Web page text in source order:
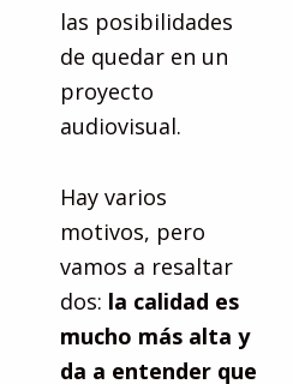
las posibilidades
de quedar en un
proyecto
audiovisual.
Hay varios
motivos, pero
vamos a resaltar
dos: la calidad es
mucho más alta y
da a entender que